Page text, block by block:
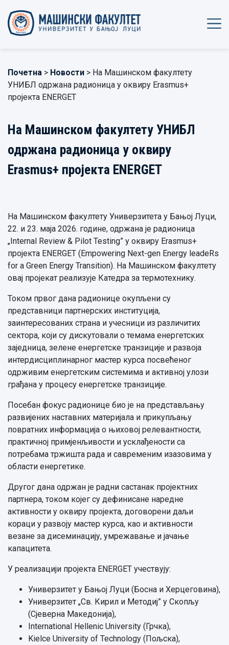
Почетна > Новости > На Машинском факултету
УНИБЛ одржана радионица у оквиру Erasmus+
пројекта ENERGET
На Машинском факултету УНИБЛ
одржана радионица у оквиру
Erasmus+ пројекта ENERGET
На Машинском факултету Универзитета у Бањој Луци,
22. и 23. маја 2026. године, одржана је радионица
„Internal Review & Pilot Testing” у оквиру Erasmus+
пројекта ENERGET (Empowering Next-gen Energy leadeRs
for a Green Energy Transition). На Машинском факултету
овај пројекат реализује Катедра за термотехнику.
Током првог дана радионице окупљени су
представници партнерских институција,
заинтересованих страна и учесници из различитих
сектора, који су дискутовали о темама енергетских
заједница, зелене енергетске транзиције и развоја
интердисциплинарног мастер курса посвећеног
одрживим енергетским системима и активној улози
грађана у процесу енергетске транзиције.
Посебан фокус радионице био је на представљању
развијених наставних материјала и прикупљању
повратних информација о њиховој релевантности,
практичној примјенљивости и усклађености са
потребама тржишта рада и савременим изазовима у
области енергетике.
Другог дана одржан је радни састанак пројектних
партнера, током којег су дефинисане наредне
активности у оквиру пројекта, договорени даљи
кораци у развоју мастер курса, као и активности
везане за дисеминацију, умрежавање и јачање
капацитета.
У реализацији пројекта ENERGET учествују:
Универзитет у Бањој Луци (Босна и Херцеговина),
Универзитет „Св. Кирил и Методиј” у Скопљу
(Сјеверна Македонија),
International Hellenic University (Грчка),
Kielce University of Technology (Пољска),